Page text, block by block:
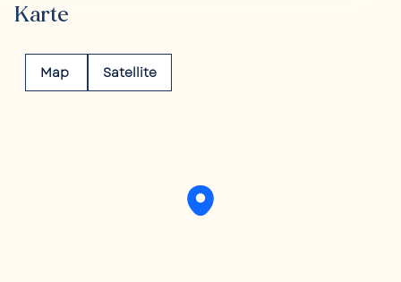
Karte
Map Satellite